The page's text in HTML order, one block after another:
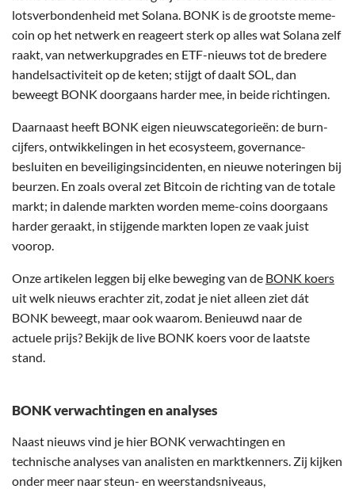
lotsverbondenheid met Solana. BONK is de grootste meme-
coin op het netwerk en reageert sterk op alles wat Solana zelf
raakt, van netwerkupgrades en ETF-nieuws tot de bredere
handelsactiviteit op de keten; stijgt of daalt SOL, dan
beweegt BONK doorgaans harder mee, in beide richtingen.
Daarnaast heeft BONK eigen nieuwscategorieën: de burn-
cijfers, ontwikkelingen in het ecosysteem, governance-
besluiten en beveiligingsincidenten, en nieuwe noteringen bij
beurzen. En zoals overal zet Bitcoin de richting van de totale
markt; in dalende markten worden meme-coins doorgaans
harder geraakt, in stijgende markten lopen ze vaak juist
voorop.
Onze artikelen leggen bij elke beweging van de BONK koers
uit welk nieuws erachter zit, zodat je niet alleen ziet dát
BONK beweegt, maar ook waarom. Benieuwd naar de
actuele prijs? Bekijk de live BONK koers voor de laatste
stand.
BONK verwachtingen en analyses
Naast nieuws vind je hier BONK verwachtingen en
technische analyses van analisten en marktkenners. Zij kijken
onder meer naar steun- en weerstandsniveaus,